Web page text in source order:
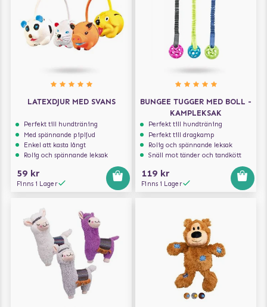
LATEXDJUR MED SVANS
Perfekt till hundträning
Med spännande pipljud
Enkel att kasta långt
Rolig och spännande leksak
59 kr
Finns i Lager
BUNGEE TUGGER MED BOLL -
KAMPLEKSAK
Perfekt till hundträning
Perfekt till dragkamp
Rolig och spännande leksak
Snäll mot tänder och tandkött
119 kr
Finns i Lager